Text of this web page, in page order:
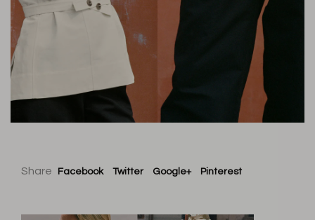
Share Facebook Twitter Google+ Pinterest